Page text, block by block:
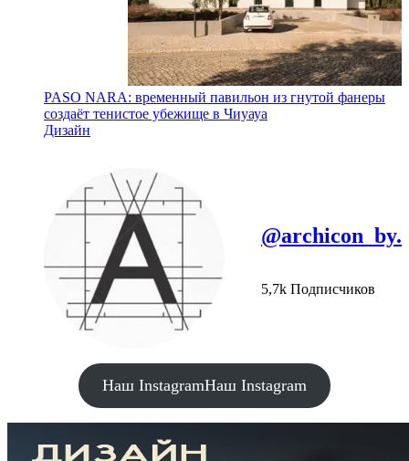
PASO NARA: временный павильон из гнутой фанеры
создаёт тенистое убежище в Чиуауа
Дизайн
@archicon_by.
5,7k Подписчиков
Наш InstagramНаш Instagram